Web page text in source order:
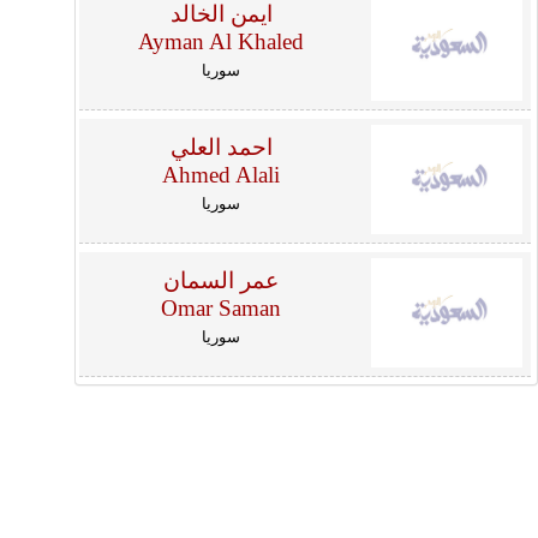
ايمن الخالد
Ayman Al Khaled
سوريا
احمد العلي
Ahmed Alali
سوريا
عمر السمان
Omar Saman
سوريا